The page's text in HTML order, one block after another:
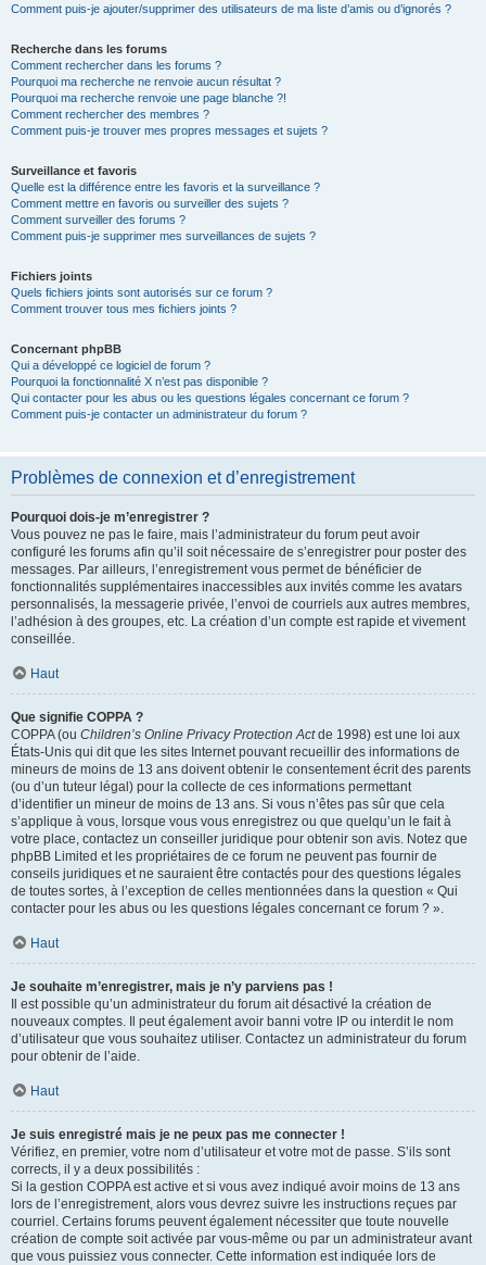
Comment puis-je ajouter/supprimer des utilisateurs de ma liste d’amis ou d’ignorés ?
Recherche dans les forums
Comment rechercher dans les forums ?
Pourquoi ma recherche ne renvoie aucun résultat ?
Pourquoi ma recherche renvoie une page blanche ?!
Comment rechercher des membres ?
Comment puis-je trouver mes propres messages et sujets ?
Surveillance et favoris
Quelle est la différence entre les favoris et la surveillance ?
Comment mettre en favoris ou surveiller des sujets ?
Comment surveiller des forums ?
Comment puis-je supprimer mes surveillances de sujets ?
Fichiers joints
Quels fichiers joints sont autorisés sur ce forum ?
Comment trouver tous mes fichiers joints ?
Concernant phpBB
Qui a développé ce logiciel de forum ?
Pourquoi la fonctionnalité X n’est pas disponible ?
Qui contacter pour les abus ou les questions légales concernant ce forum ?
Comment puis-je contacter un administrateur du forum ?
Problèmes de connexion et d’enregistrement
Pourquoi dois-je m’enregistrer ?
Vous pouvez ne pas le faire, mais l’administrateur du forum peut avoir
configuré les forums afin qu’il soit nécessaire de s’enregistrer pour poster des
messages. Par ailleurs, l’enregistrement vous permet de bénéficier de
fonctionnalités supplémentaires inaccessibles aux invités comme les avatars
personnalisés, la messagerie privée, l’envoi de courriels aux autres membres,
l’adhésion à des groupes, etc. La création d’un compte est rapide et vivement
conseillée.
Haut
Que signifie COPPA ?
COPPA (ou Children’s Online Privacy Protection Actde 1998) est une loi aux
États-Unis qui dit que les sites Internet pouvant recueillir des informations de
mineurs de moins de 13 ans doivent obtenir le consentement écrit des parents
(ou d’un tuteur légal) pour la collecte de ces informations permettant
d’identifier un mineur de moins de 13 ans. Si vous n’êtes pas sûr que cela
s’applique à vous, lorsque vous vous enregistrez ou que quelqu’un le fait à
votre place, contactez un conseiller juridique pour obtenir son avis. Notez que
phpBB Limited et les propriétaires de ce forum ne peuvent pas fournir de
conseils juridiques et ne sauraient être contactés pour des questions légales
de toutes sortes, à l’exception de celles mentionnées dans la question « Qui
contacter pour les abus ou les questions légales concernant ce forum ? ».
Haut
Je souhaite m’enregistrer, mais je n’y parviens pas !
Il est possible qu’un administrateur du forum ait désactivé la création de
nouveaux comptes. Il peut également avoir banni votre IP ou interdit le nom
d’utilisateur que vous souhaitez utiliser. Contactez un administrateur du forum
pour obtenir de l’aide.
Haut
Je suis enregistré mais je ne peux pas me connecter !
Vérifiez, en premier, votre nom d’utilisateur et votre mot de passe. S’ils sont
corrects, il y a deux possibilités :
Si la gestion COPPA est active et si vous avez indiqué avoir moins de 13 ans
lors de l’enregistrement, alors vous devrez suivre les instructions reçues par
courriel. Certains forums peuvent également nécessiter que toute nouvelle
création de compte soit activée par vous-même ou par un administrateur avant
que vous puissiez vous connecter. Cette information est indiquée lors de